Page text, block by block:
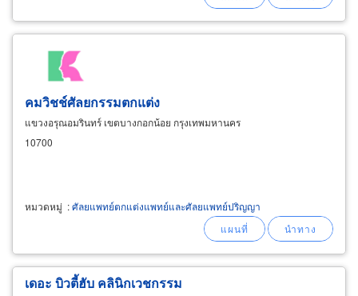
คมวิชช์ศัลยกรรมตกแต่ง
แขวงอรุณอมรินทร์ เขตบางกอกน้อย กรุงเทพมหานคร
10700
หมวดหมู่ :ศัลยแพทย์ตกแต่งแพทย์และศัลยแพทย์ปริญญา
เดอะ บิวตี้ฮับ คลินิกเวชกรรม